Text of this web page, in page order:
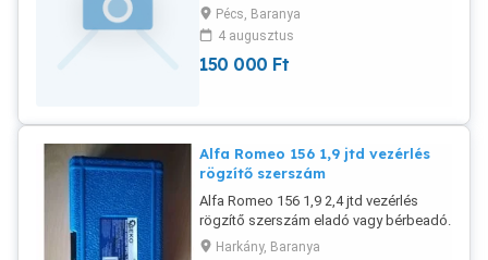
azonósitóval azzonnal vihetőek.
Állatbarát gazdikat várunk. Oltás,
kiskönyv, féregtelenités, kiskönyv
költsége 20000.-Ft fehér, zsemle,
Komoly vevők érdeklödjenek csak.
Fotókat vibrre vagy emilre tudok küldeni
Pécs, Baranya
4 augusztus
150 000 Ft
Alfa Romeo 156 1,9 jtd vezérlés
rögzítő szerszám
Alfa Romeo 156 1,9 2,4 jtd vezérlés
rögzítő szerszám eladó vagy bérbeadó.
2500Ft /nap kaucióval. .
Harkány, Baranya